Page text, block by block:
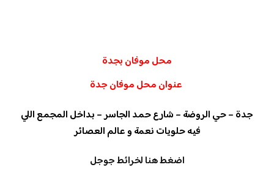
محل موفان بجدة
عنوان محل موفان جدة
جدة – حي الروضة – شارع حمد الجاسر – بداخل المجمع اللي
فيه حلويات نعمة و عالم العصائر
اضغط هنا لخرائط جوجل